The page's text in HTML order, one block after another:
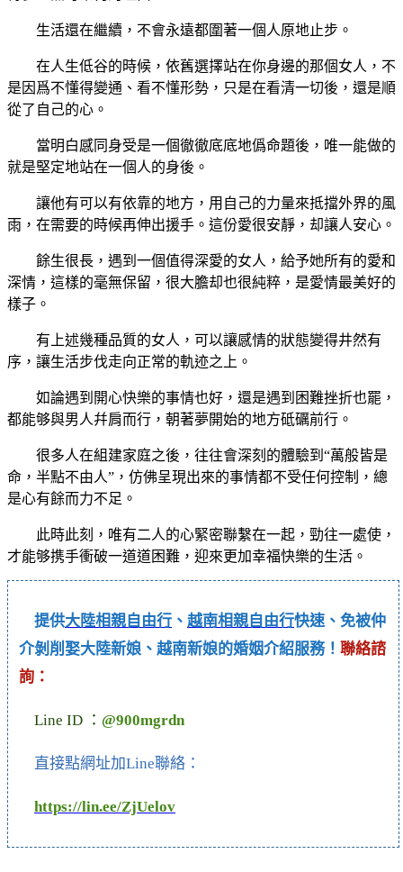
生活還在繼續，不會永遠都圍著一個人原地止步。
在人生低谷的時候，依舊選擇站在你身邊的那個女人，不
是因爲不懂得變通、看不懂形勢，只是在看清一切後，還是順
從了自己的心。
當明白感同身受是一個徹徹底底地僞命題後，唯一能做的
就是堅定地站在一個人的身後。
讓他有可以有依靠的地方，用自己的力量來抵擋外界的風
雨，在需要的時候再伸出援手。這份愛很安靜，却讓人安心。
餘生很長，遇到一個值得深愛的女人，給予她所有的愛和
深情，這樣的毫無保留，很大膽却也很純粹，是愛情最美好的
樣子。
有上述幾種品質的女人，可以讓感情的狀態變得井然有
序，讓生活步伐走向正常的軌迹之上。
如論遇到開心快樂的事情也好，還是遇到困難挫折也罷，
都能够與男人幷肩而行，朝著夢開始的地方砥礪前行。
很多人在組建家庭之後，往往會深刻的體驗到“萬般皆是
命，半點不由人”，仿佛呈現出來的事情都不受任何控制，總
是心有餘而力不足。
此時此刻，唯有二人的心緊密聯繫在一起，勁往一處使，
才能够携手衝破一道道困難，迎來更加幸福快樂的生活。
提供大陸相親自由行 、 越南相親自由行快速、免被仲
介剝削娶大陸新娘、越南新娘的婚姻介紹服務！ 聯絡諮
詢：
Line ID ： @900mgrdn
直接點網址加Line聯絡：
https://lin.ee/ZjUelov